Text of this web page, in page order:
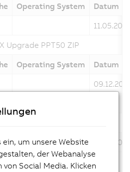
Operating System
Datum
Upgrade PPT50 ZIP
Operating System
Datum
15.10.2021
Upgrade PPT50 ZIP
um unsere Website
der Webanalyse
Social Media. Klicken